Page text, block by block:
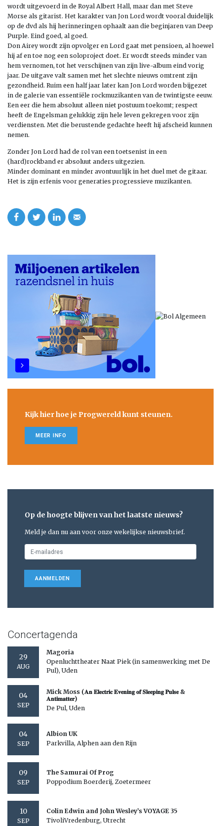
wordt uitgevoerd in de Royal Albert Hall, maar dan met Steve
Morse als gitarist. Het karakter van Jon Lord wordt vooral duidelijk
op de dvd als hij herinneringen ophaalt aan die beginjaren van Deep
Purple. Eind goed, al goed.
Don Airey wordt zijn opvolger en Lord gaat met pensioen, al hoewel
hij af en toe nog een soloproject doet. Er wordt steeds minder van
hem vernomen, tot het verschijnen van zijn live-album eind vorig
jaar. De uitgave valt samen met het slechte nieuws omtrent zijn
gezondheid. Ruim een half jaar later kan Jon Lord worden bijgezet
in de galerie van essentiële rockmuzikanten van de twintigste eeuw.
Een eer die hem absoluut alleen niet postuum toekomt; respect
heeft de Engelsman gelukkig zijn hele leven gekregen voor zijn
verdiensten. Met die berustende gedachte heeft hij afscheid kunnen
nemen.
Zonder Jon Lord had de rol van een toetsenist in een
(hard)rockband er absoluut anders uitgezien.
Minder dominant en minder avontuurlijk in het duel met de gitaar.
Het is zijn erfenis voor generaties progressieve muzikanten.
Kijk hier hoe je Progwereld kunt steunen.
MEER INFO
Op de hoogte blijven van het laatste nieuws?
Meld je dan nu aan voor onze wekelijkse nieuwsbrief.
AANMELDEN
Concertagenda
29
AUG
Magoria
Openluchttheater Naat Piek (in samenwerking met De
Pul), Uden
04
SEP
Mick Moss (𝐀𝐧 𝐄𝐥𝐞𝐜𝐭𝐫𝐢𝐜 𝐄𝐯𝐞𝐧𝐢𝐧𝐠 𝐨𝐟 𝐒𝐥𝐞𝐞𝐩𝐢𝐧𝐠 𝐏𝐮𝐥𝐬𝐞 &
𝐀𝐧𝐭𝐢𝐦𝐚𝐭𝐭𝐞𝐫)
De Pul, Uden
04
SEP
Albion UK
Parkvilla, Alphen aan den Rijn
09
SEP
The Samurai Of Prog
Poppodium Boerderij, Zoetermeer
10
SEP
Colin Edwin and John Wesley’s VOYAGE 35
TivoliVredenburg, Utrecht